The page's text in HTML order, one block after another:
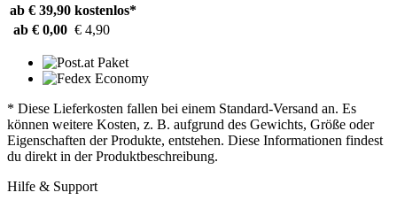
ab € 39,90 kostenlos*
ab € 0,00 € 4,90
* Diese Lieferkosten fallen bei einem Standard-Versand an. Es
können weitere Kosten, z. B. aufgrund des Gewichts, Größe oder
Eigenschaften der Produkte, entstehen. Diese Informationen findest
du direkt in der Produktbeschreibung.
Hilfe & Support